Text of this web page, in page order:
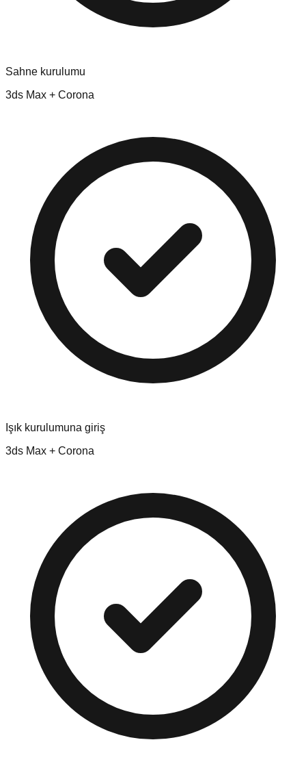
Sahne kurulumu
3ds Max + Corona
Işık kurulumuna giriş
3ds Max + Corona